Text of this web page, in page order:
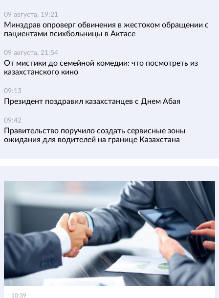
09 августа, 19:21
Минздрав опроверг обвинения в жестоком обращении с
пациентами психбольницы в Актасе
09 августа, 21:54
От мистики до семейной комедии: что посмотреть из
казахстанского кино
09:13
Президент поздравил казахстанцев с Днем Абая
09:42
Правительство поручило создать сервисные зоны
ожидания для водителей на границе Казахстана
10:39